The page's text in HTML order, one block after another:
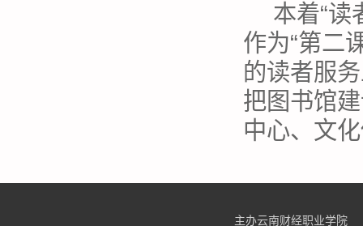
本着“读
作为“第二
的读者服
把图书馆
中心、文
主办云南财经职业学